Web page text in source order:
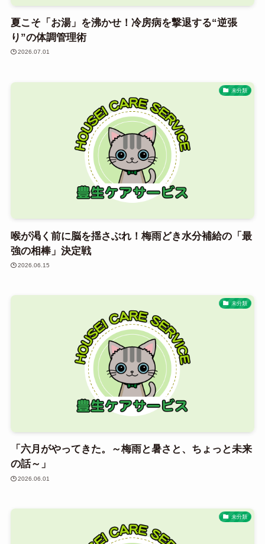
夏こそ「お湯」を沸かせ！冷房病を撃退する“逆張
り”の体調管理術
2026.07.01
未分類
喉が渇く前に脳を揺さぶれ！梅雨どき水分補給の「最
強の相棒」決定戦
2026.06.15
未分類
「六月がやってきた。～梅雨と暑さと、ちょっと未来
の話～」
2026.06.01
未分類